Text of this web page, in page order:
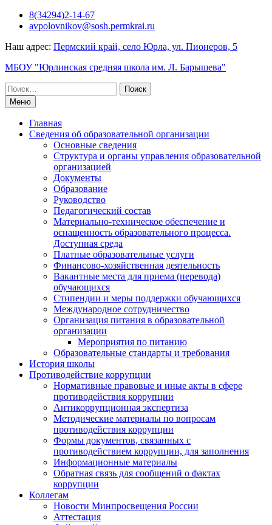
Перейти8(34294)2-14-67
avpolovnikov@sosh.permkrai.ru
Наш адрес: Пермский край, село Юрла, ул. Пионеров, 5
МБОУ "Юрлинская средняя школа им. Л. Барышева"
Поиск
по:Меню
Главная
Сведения об образовательной организации
Основные сведения
Структура и органы управления образовательной
организацией
Документы
Образование
Руководство
Педагогический состав
Материально-техническое обеспечение и
оснащенность образовательного процесса.
Доступная среда
Платные образовательные услуги
Финансово-хозяйственная деятельность
Вакантные места для приема (перевода)
обучающихся
Стипендии и меры поддержки обучающихся
Международное сотрудничество
Организация питания в образовательной
организации
Мероприятия по питанию
Образовательные стандарты и требования
История школы
Противодействие коррупции
Нормативные правовые и иные акты в сфере
противодействия коррупции
Антикоррупционная экспертиза
Методические материалы по вопросам
противодействия коррупции
Формы документов, связанных с
противодействием коррупции, для заполнения
Информационные материалы
Обратная связь для сообщений о фактах
коррупции
Коллегам
Новости Минпросвещения России
Аттестация